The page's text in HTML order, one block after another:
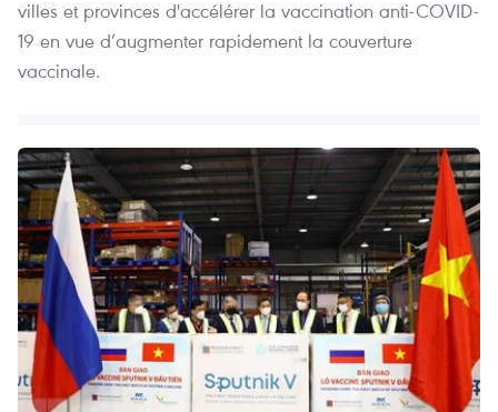
villes et provinces d'accélérer la vaccination anti-COVID-
19 en vue d’augmenter rapidement la couverture
vaccinale.